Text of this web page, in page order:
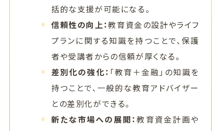
括的な支援が可能になる。
信頼性の向上：教育資金の設計やライフ
プランに関する知識を持つことで、保護
者や受講者からの信頼が厚くなる。
差別化の強化： 「教育＋金融」の知識を
持つことで、一般的な教育アドバイザー
との差別化ができる。
新たな市場への展開：教育資金計画や